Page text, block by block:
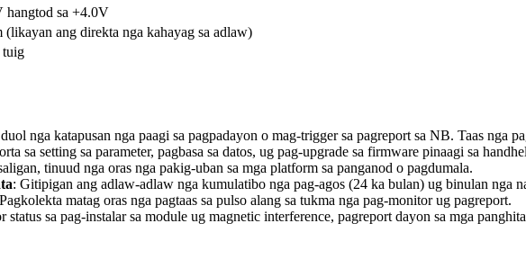
hangtod sa +4.0V
(likayan ang direkta nga kahayag sa adlaw)
tuig
nga katapusan nga paagi sa pagpadayon o mag-trigger sa pagreport sa NB. Taas nga
sa setting sa parameter, pagbasa sa datos, ug pag-upgrade sa firmware pinaagi sa
tinuud nga oras nga pakig-uban sa mga platform sa panganod o pagdumala.
: Gitipigan ang adlaw-adlaw nga kumulatibo nga pag-agos (24 ka bulan) ug binulan nga
matag oras nga pagtaas sa pulso alang sa tukma nga pag-monitor ug pagreport.
status sa pag-instalar sa module ug magnetic interference, pagreport dayon sa mga